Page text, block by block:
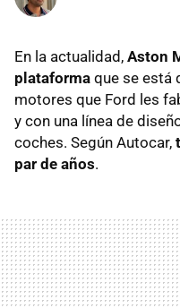
En la actualidad, Aston
plataforma que se está
motores que Ford les
y con una línea de
coches. Según Autocar,
par de años.